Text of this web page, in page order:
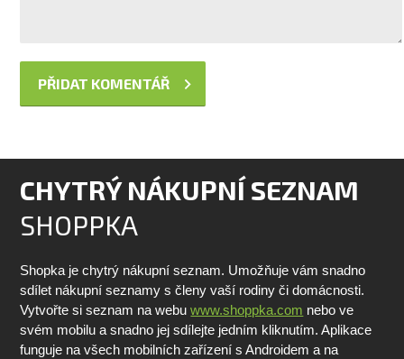
CHYTRÝ NÁKUPNÍ SEZNAM
SHOPPKA
Shopka je chytrý nákupní seznam. Umožňuje vám snadno
sdílet nákupní seznamy s členy vaší rodiny či domácnosti.
Vytvořte si seznam na webuwww.shoppka.com nebo ve
svém mobilu a snadno jej sdílejte jedním kliknutím. Aplikace
funguje na všech mobilních zařízení s Androidem a na